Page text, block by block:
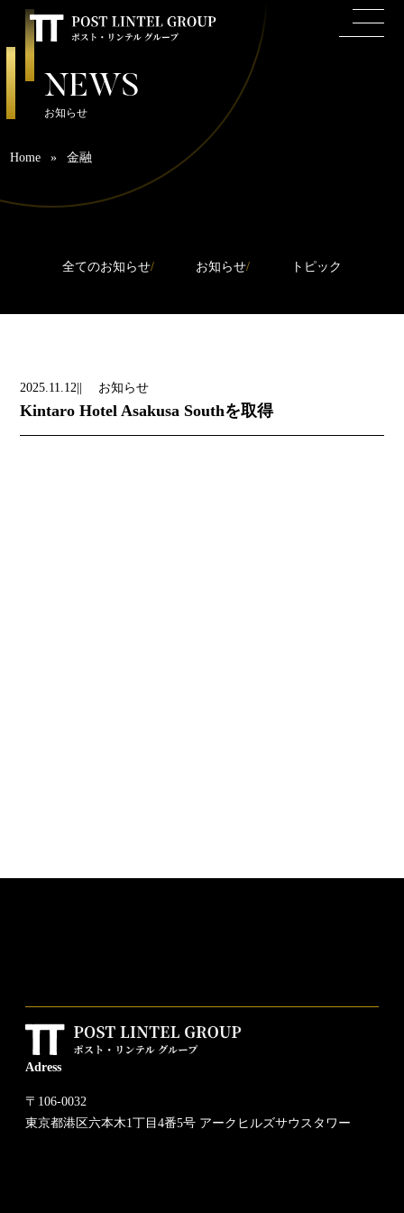
NEWS
お知らせ
Home » 金融
全てのお知らせ お知らせ トピック
2025.11.12 お知らせ
Kintaro Hotel Asakusa Southを取得
Adress
〒106-0032
東京都港区六本木1丁目4番5号 アークヒルズサウスタワー